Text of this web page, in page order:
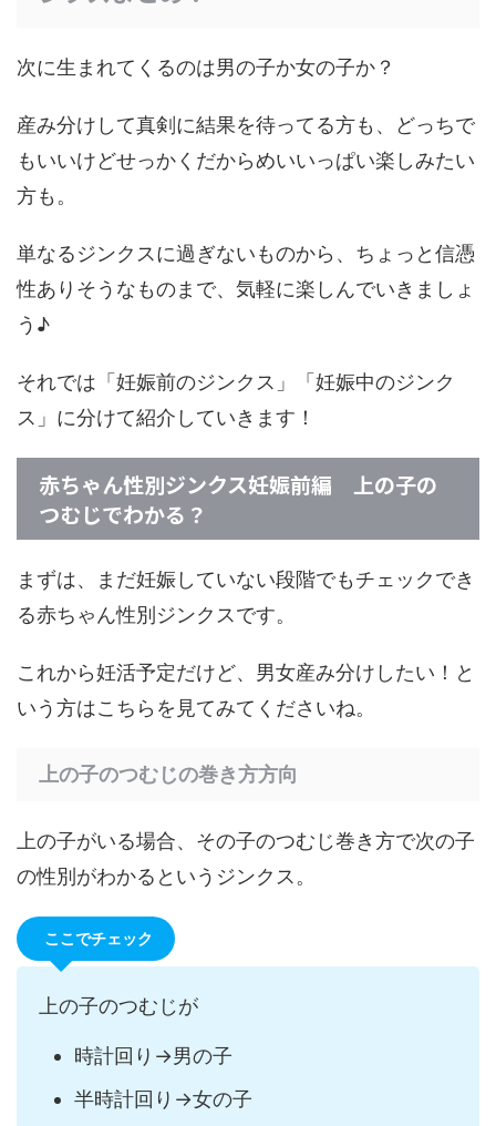
次に生まれてくるのは男の子か女の子か？
産み分けして真剣に結果を待ってる方も、どっちで
もいいけどせっかくだからめいいっぱい楽しみたい
方も。
単なるジンクスに過ぎないものから、ちょっと信憑
性ありそうなものまで、気軽に楽しんでいきましょ
う♪
それでは「妊娠前のジンクス」「妊娠中のジンク
ス」に分けて紹介していきます！
赤ちゃん性別ジンクス妊娠前編 上の子の
つむじでわかる？
まずは、まだ妊娠していない段階でもチェックでき
る赤ちゃん性別ジンクスです。
これから妊活予定だけど、男女産み分けしたい！と
いう方はこちらを見てみてくださいね。
上の子のつむじの巻き方方向
上の子がいる場合、その子のつむじ巻き方で次の子
の性別がわかるというジンクス。
ここでチェック
上の子のつむじが
時計回り→男の子
半時計回り→女の子